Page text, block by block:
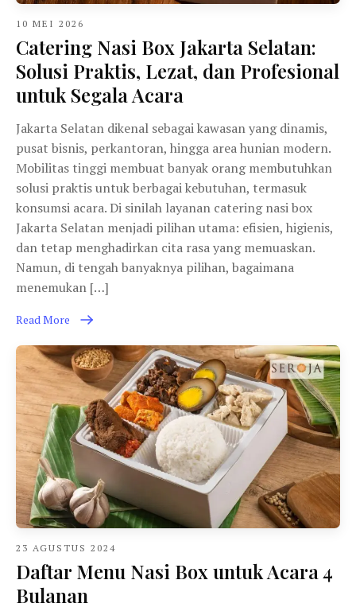
10 MEI 2026
Catering Nasi Box Jakarta Selatan:
Solusi Praktis, Lezat, dan Profesional
untuk Segala Acara
Jakarta Selatan dikenal sebagai kawasan yang dinamis,
pusat bisnis, perkantoran, hingga area hunian modern.
Mobilitas tinggi membuat banyak orang membutuhkan
solusi praktis untuk berbagai kebutuhan, termasuk
konsumsi acara. Di sinilah layanan catering nasi box
Jakarta Selatan menjadi pilihan utama: efisien, higienis,
dan tetap menghadirkan cita rasa yang memuaskan.
Namun, di tengah banyaknya pilihan, bagaimana
menemukan […]
Read More
23 AGUSTUS 2024
Daftar Menu Nasi Box untuk Acara 4
Bulanan